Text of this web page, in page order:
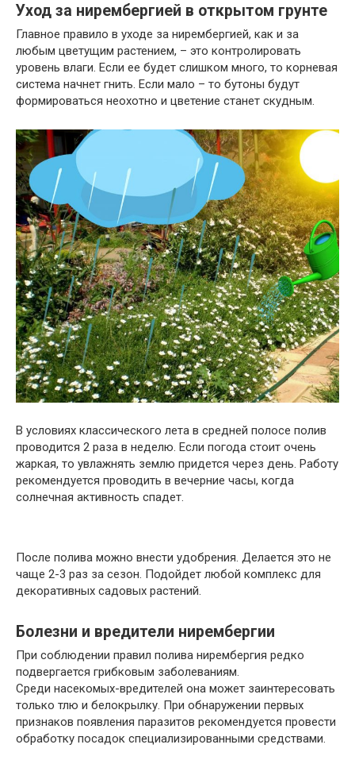
Уход за нирембергией в открытом грунте
Главное правило в уходе за нирембергией, как и за
любым цветущим растением, – это контролировать
уровень влаги. Если ее будет слишком много, то корневая
система начнет гнить. Если мало – то бутоны будут
формироваться неохотно и цветение станет скудным.
В условиях классического лета в средней полосе полив
проводится 2 раза в неделю. Если погода стоит очень
жаркая, то увлажнять землю придется через день. Работу
рекомендуется проводить в вечерние часы, когда
солнечная активность спадет.
После полива можно внести удобрения. Делается это не
чаще 2-3 раз за сезон. Подойдет любой комплекс для
декоративных садовых растений.
Болезни и вредители нирембергии
При соблюдении правил полива нирембергия редко
подвергается грибковым заболеваниям.
Среди насекомых-вредителей она может заинтересовать
только тлю и белокрылку. При обнаружении первых
признаков появления паразитов рекомендуется провести
обработку посадок специализированными средствами.